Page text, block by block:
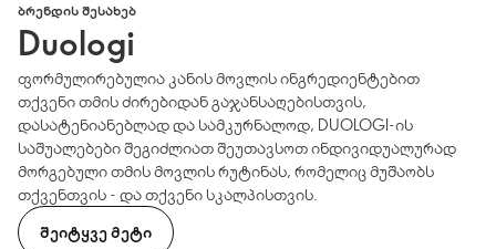
ᲑᲠᲔᲜᲓᲘᲡ ᲨᲔᲡᲐᲮᲔᲑ
Duologi
ფორმულირებულია კანის მოვლის ინგრედიენტებით
თქვენი თმის ძირებიდან გაჯანსაღებისთვის,
დასატენიანებლად და სამკურნალოდ, DUOLOGI-ის
საშუალებები შეგიძლიათ შეუთავსოთ ინდივიდუალურად
მორგებული თმის მოვლის რუტინას, რომელიც მუშაობს
თქვენთვის - და თქვენი სკალპისთვის.
ᲨᲔᲘᲢᲧᲕᲔ ᲛᲔᲢᲘ